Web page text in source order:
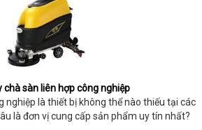
chà sàn liên hợp công nghiệp
nghiệp là thiết bị không thể nào thiếu tại các
là đơn vị cung cấp sản phẩm uy tín nhất?